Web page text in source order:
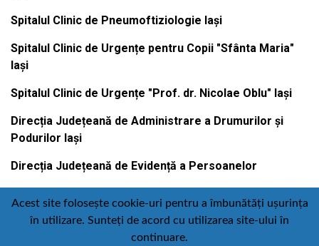
Spitalul Clinic de Pneumoftiziologie Iași
Spitalul Clinic de Urgențe pentru Copii "Sfânta Maria"
Iași
Spitalul Clinic de Urgențe "Prof. dr. Nicolae Oblu" Iași
Direcția Județeană de Administrare a Drumurilor și
Podurilor Iași
Direcția Județeană de Evidență a Persoanelor
Contact Politică de confidențialitate
Acest site folosește cookie-uri pentru a îmbunătăți ușurința
în utilizare. Sunteți de acord cu utilizarea site-ului în
continuare.